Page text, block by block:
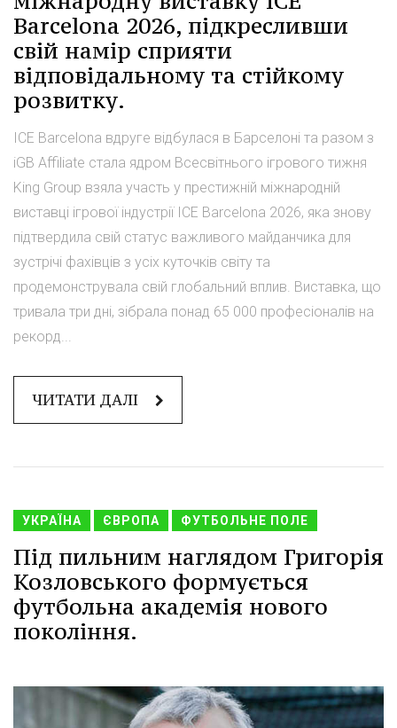
Barcelona 2026, підкресливши
свій намір сприяти
відповідальному та стійкому
розвитку.
ICE Barcelona вдруге відбулася в Барселоні та разом з
iGB Affiliate стала ядром Всесвітнього ігрового тижня
King Group взяла участь у престижній міжнародній
виставці ігрової індустрії ICE Barcelona 2026, яка знову
підтвердила свій статус важливого майданчика для
зустрічі фахівців з усіх куточків світу та
продемонструвала свій глобальний вплив. Виставка, що
тривала три дні, зібрала понад 65 000 професіоналів на
рекорд...
ЧИТАТИ ДАЛІ
УКРАЇНА ЄВРОПА ФУТБОЛЬНЕ ПОЛЕ
Під пильним наглядом Григорія
Козловського формується
футбольна академія нового
покоління.